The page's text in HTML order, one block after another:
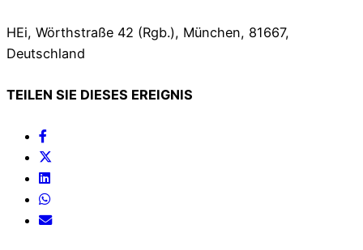
HEi, Wörthstraße 42 (Rgb.), München, 81667,
Deutschland
TEILEN SIE DIESES EREIGNIS